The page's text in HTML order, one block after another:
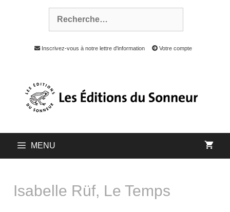
Inscrivez-vous à notre lettre d'information Votre compte
MENU
Isabelle Rüf, Le Temps